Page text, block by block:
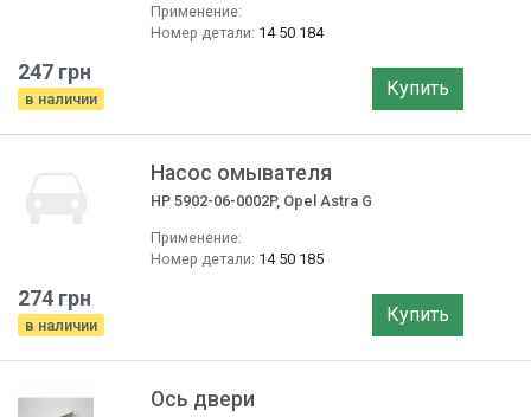
Применение:
Номер детали: 14 50 184
247 грн
в наличии Купить
Насос омывателя
HP 5902-06-0002P, Opel Astra G
Применение:
Номер детали: 14 50 185
274 грн
в наличии Купить
Ось двери